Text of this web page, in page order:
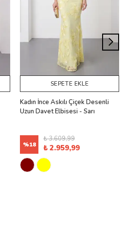
SEPETE EKLE
Kadın İnce Askılı Çiçek Desenli
Uzun Davet Elbisesi - Sarı
%18
₺ 3.609,99
₺ 2.959,99